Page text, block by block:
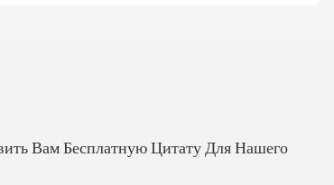
Вам Бесплатную Цитату Для Нашего